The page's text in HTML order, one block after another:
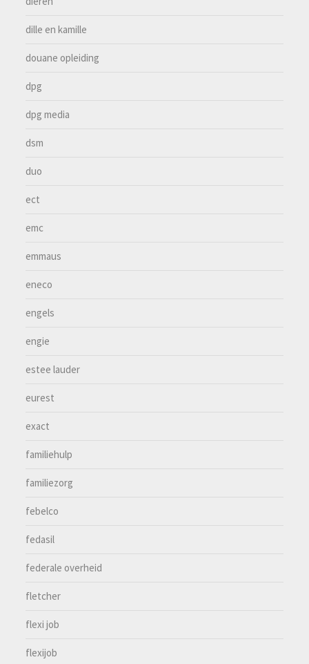
dille en kamille
douane opleiding
dpg
dpg media
dsm
duo
ect
emc
emmaus
eneco
engels
engie
estee lauder
eurest
exact
familiehulp
familiezorg
febelco
fedasil
federale overheid
fletcher
flexi job
flexijob